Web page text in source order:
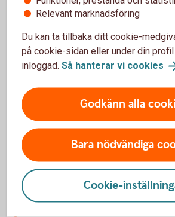
3. Under byggtiden
Skicka dina fakturor via internetbanken
sköter vi betalningen till
instruktioner om hur fakturorna ska
4. När huset är färdigbyggt
När huset är klart utförs en slutgiltig
på en slutvärdering av bostaden. Efter
byggnadslånet omvandlas till ett bolån
bostadens värde, med möjlighet att
amorteringsfrihet i fem år*. För detta
Relevant marknadsföring
Du kan ta tillbaka ditt cookie-
på cookie-sidan eller under din profil
inloggad. Så hanterar vi cookies
Godkänn alla
Bara nödvändiga
Cookie-